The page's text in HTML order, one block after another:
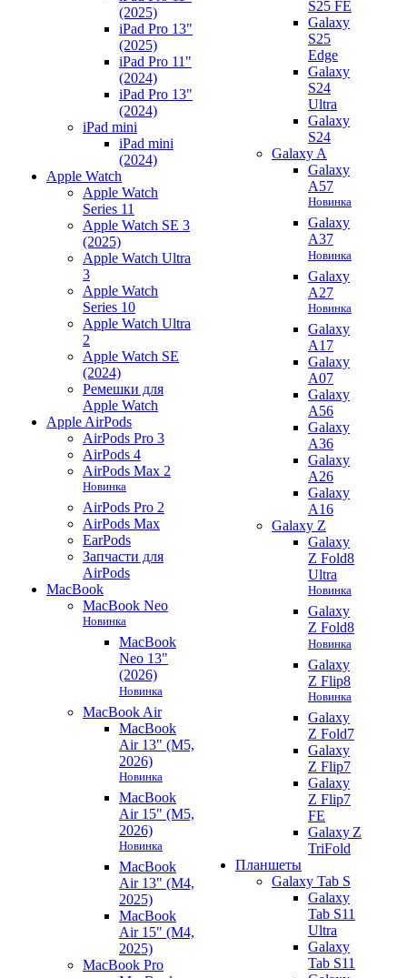
(2025)
iPad Pro 13"
(2025)
iPad Pro 11"
(2024)
iPad Pro 13"
(2024)
iPad mini
iPad mini
(2024)
Apple Watch
Apple Watch
Series 11
Apple Watch SE 3
(2025)
Apple Watch Ultra
3
Apple Watch
Series 10
Apple Watch Ultra
2
Apple Watch SE
(2024)
Ремешки для
Apple Watch
Apple AirPods
AirPods Pro 3
AirPods 4
AirPods Max 2
Новинка
AirPods Pro 2
AirPods Max
EarPods
Запчасти для
AirPods
MacBook
MacBook Neo
Новинка
MacBook
Neo 13"
(2026)
Новинка
MacBook Air
MacBook
Air 13" (M5,
2026)
Новинка
MacBook
Air 15" (M5,
2026)
Новинка
MacBook
Air 13" (M4,
2025)
MacBook
Air 15" (M4,
2025)
MacBook Pro
S25 FE
Galaxy
S25
Edge
Galaxy
S24
Ultra
Galaxy
S24
Galaxy A
Galaxy
A57
Новинка
Galaxy
A37
Новинка
Galaxy
A27
Новинка
Galaxy
A17
Galaxy
A07
Galaxy
A56
Galaxy
A36
Galaxy
A26
Galaxy
A16
Galaxy Z
Galaxy
Z Fold8
Ultra
Новинка
Galaxy
Z Fold8
Новинка
Galaxy
Z Flip8
Новинка
Galaxy
Z Fold7
Galaxy
Z Flip7
Galaxy
Z Flip7
FE
Galaxy Z
TriFold
Планшеты
Galaxy Tab S
Galaxy
Tab S11
Ultra
Galaxy
Tab S11